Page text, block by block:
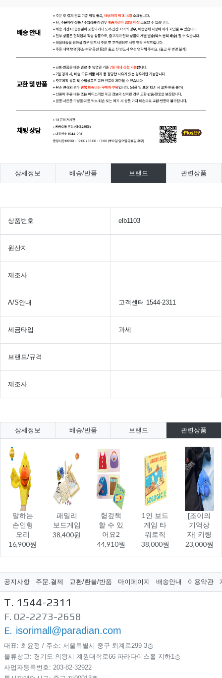
상세정보 배송/반품 브랜드 관련상품
상품번호 elb1103
원산지
제조사
A/S안내 고객센터 1544-2311
세금타입 과세
브랜드/규격
제조사
상세정보 배송/반품 브랜드 관련상품
말하는
손인형
오리
16,900원
패밀리
보드게임
38,400원
헝겊책
할 수 있
어요2
44,910원
1인 보드
게임 타
워로직
38,000원
[조이의
기억상
자] 키링
23,000원
공지사항 주문.결제 교환/환불/반품 마이페이지 배송안내 이용약관
T. 1544-2311
F. 02-2273-2658
E. isorimall@paradian.com
대표: 최윤정 / 주소: 서울특별시 중구 퇴계로299​ 3층
물류창고: 경기도 의왕시 계원대학로66 파라다이스홀 지하1층
사업자등록번호: 203-82-32922